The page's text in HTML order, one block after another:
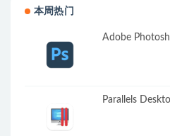
本周热门
Adobe
Parallels